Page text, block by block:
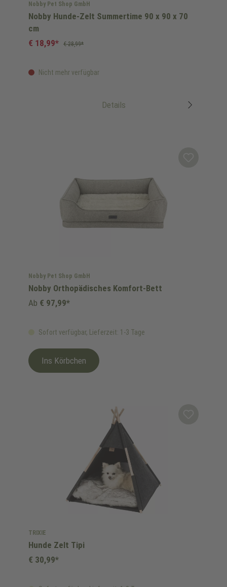
Nobby Pet Shop GmbH
Nobby Hunde-Zelt Summertime 90 x 90 x 70
cm
Nicht mehr verfügbar
€ 18,99* € 28,99*
Details
Nobby Pet Shop GmbH
Nobby Orthopädisches Komfort-Bett
Sofort verfügbar, Lieferzeit: 1-3 Tage
Ab € 97,99*
Ins Körbchen
TRIXIE
Hunde Zelt Tipi
€ 30,99*